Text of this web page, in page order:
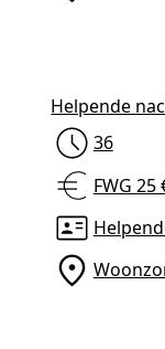
Helpende
36
FWG 25